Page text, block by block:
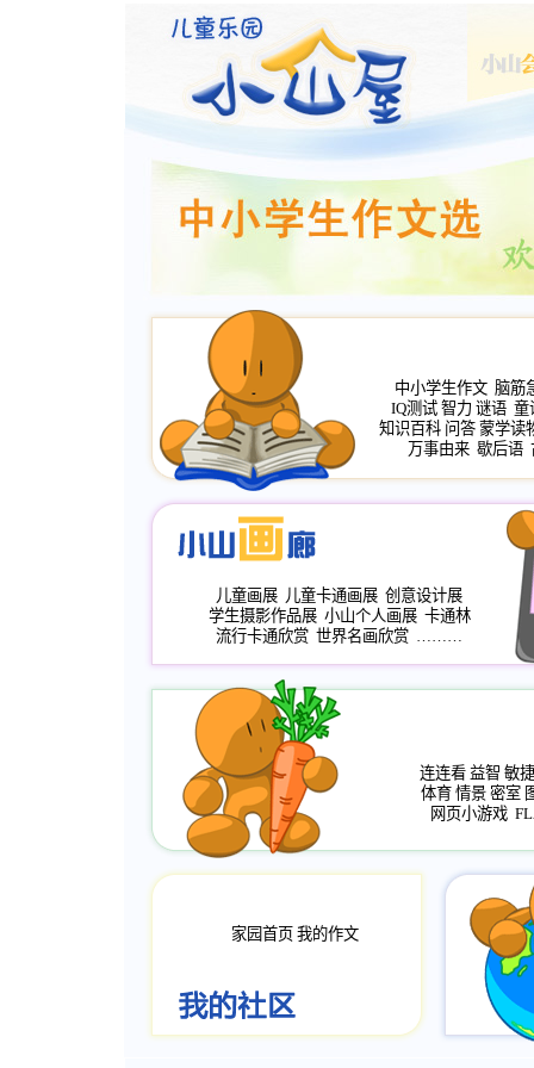
中小学生作文 脑筋
IQ测试 智力 谜语 童
知识百科 问答 蒙学读
万事由来 歇后语
儿童画展 儿童卡通画展 创意设计展
学生摄影作品展 小山个人画展 卡通林
流行卡通欣赏 世界名画欣赏 ………
连连看 益智 敏捷
体育 情景 密室
网页小游戏
家园首页 我的作文